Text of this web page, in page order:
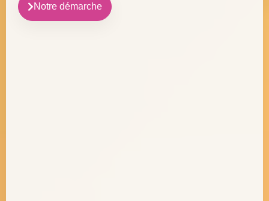
Notre démarche